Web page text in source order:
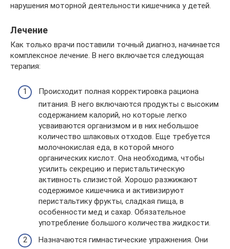
нарушения моторной деятельности кишечника у детей.
Лечение
Как только врачи поставили точный диагноз, начинается
комплексное лечение. В него включается следующая
терапия:
Происходит полная корректировка рациона
питания. В него включаются продукты с высоким
содержанием калорий, но которые легко
усваиваются организмом и в них небольшое
количество шлаковых отходов. Еще требуется
молочнокислая еда, в которой много
органических кислот. Она необходима, чтобы
усилить секрецию и перистальтическую
активность слизистой. Хорошо разжижают
содержимое кишечника и активизируют
перистальтику фрукты, сладкая пища, в
особенности мед и сахар. Обязательное
употребление большого количества жидкости.
Назначаются гимнастические упражнения. Они